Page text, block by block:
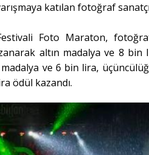
katılan fotoğraf
Foto Maraton, fotoğraf
altın madalya ve 8 bin
ve 6 bin lira,
ödül kazandı.